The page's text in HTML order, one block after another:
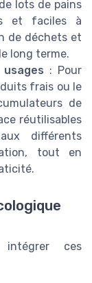
lots de pains
et faciles à
de déchets et
long terme.
: Pour
frais ou le
de
réutilisables
différents
tout en
intégrer ces